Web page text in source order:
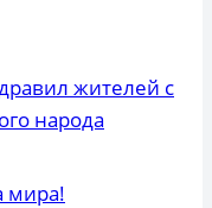
жителей с
народа
мира!